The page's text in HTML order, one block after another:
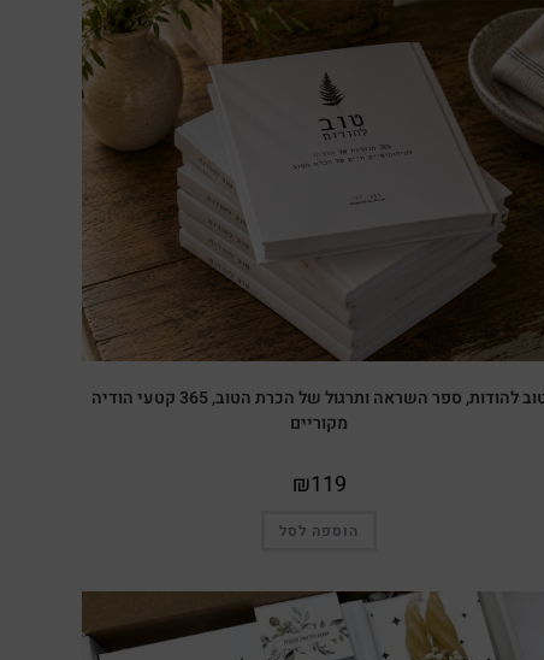
טוב להודות, ספר השראה ותרגול של הכרת הטוב, 365 קטעי הודיה
מקוריים
₪119
הוספה לסל